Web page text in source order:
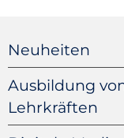
überspringen
Neuheiten
Ausbildung
Lehrkräften